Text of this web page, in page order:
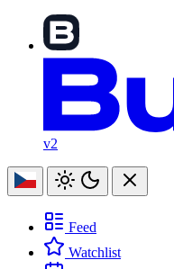
v2
Feed
Watchlist